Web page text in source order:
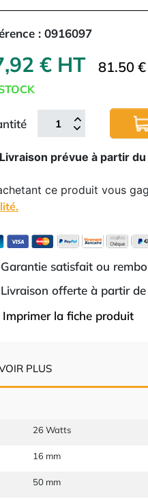
: 0916097
€ HT 81.50 €
Livraison prévue à partir
ce produit vous
Garantie satisfait ou
Livraison offerte à partir
Imprimer la fiche produit
PLUS
26 Watts
16 mm
50 mm